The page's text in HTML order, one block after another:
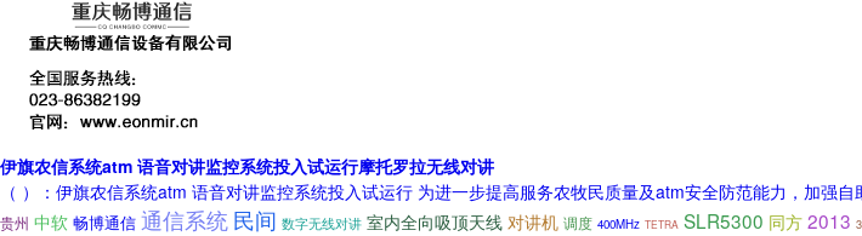
伊旗农信系统atm 语音对讲监控系统投入试运行摩托罗拉无线对讲
（ ）：伊旗农信系统atm 语音对讲监控系统投入试运行 为进一步提高服务农牧民质量及atm安全防范能力，加强
贵州 中软 畅博通信 通信系统 民间 数字无线对讲 室内全向吸顶天线 对讲机 调度 400MHz TETRA SLR5300 同方 2013